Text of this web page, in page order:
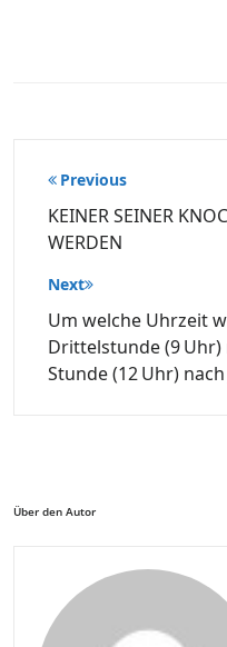
Beitragsnavigation
Previous
KEINER SEINER
WERDEN
Next
Um welche Uhrzeit
Drittelstunde (9
Stunde (12 Uhr)
Über den Autor